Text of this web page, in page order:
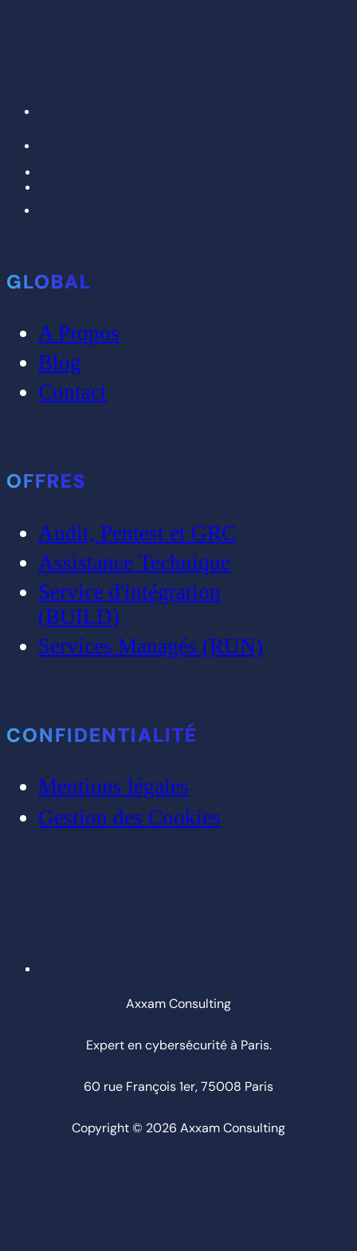
GLOBAL
A Propos
Blog
Contact
OFFRES
Audit, Pentest et GRC
Assistance Technique
Service d'intégration
(BUILD)
Services Managés (RUN)
CONFIDENTIALITÉ
Mentions légales
Gestion des Cookies
Axxam Consulting
Expert en cybersécurité à Paris.
60 rue François 1er, 75008 Paris
Copyright © 2026 Axxam Consulting